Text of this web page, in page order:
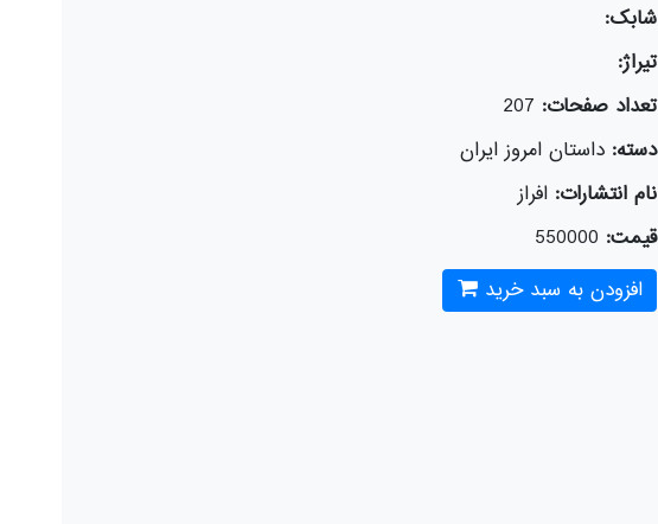
شابک:
تیراژ:
تعداد صفحات: 207
دسته:داستان امروز ایران
نام انتشارات:افراز
قیمت: 550000
افزودن به سبد خرید